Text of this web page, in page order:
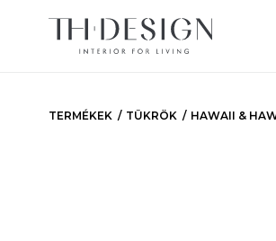
TERMÉKEK TÜKRÖK HAWAII &